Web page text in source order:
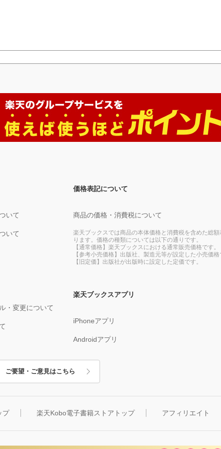
いて
いて
・変更について
価格表記について
商品の価格・消費税について
楽天ブックスでは商品の本体価格と消費税を含めた総額
ります。価格の種類については以下の通りです。
【通常価格】楽天ブックスにおける通常販売価格です。
【参考小売価格】出版社、製造元等が設定した小売価格
【旧定価】出版社が出版時に設定した定価です。
楽天ブックスアプリ
iPhoneアプリ
Androidアプリ
ご要望・ご意見はこちら
プ 楽天Kobo電子書籍ストアトップ アフィリエイト